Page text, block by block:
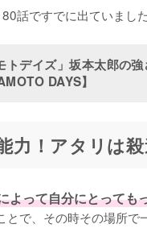
話ですでに出ていました
トデイズ」坂本太郎の
DAYS】
力！アタリは
よって自分にとっても
とで、その時その場所